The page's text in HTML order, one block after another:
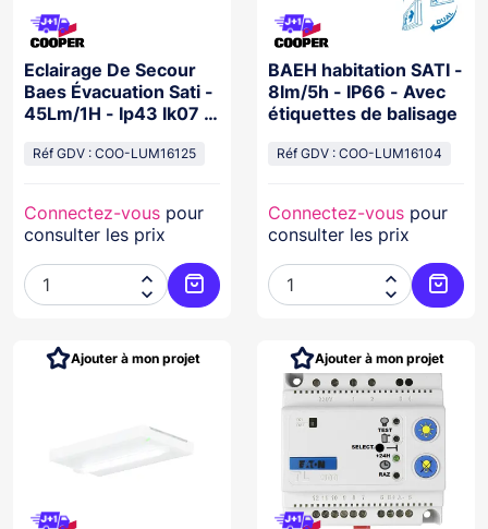
Eclairage De Secour
Baes Évacuation Sati -
45Lm/1H - Ip43 Ik07 -
Visibilité+
Réf GDV : COO-LUM16125
Connectez-vous pour
consulter les prix


Ajouter au panier
BAEH habitation SATI -
8lm/5h - IP66 - Avec
étiquettes de balisage
Réf GDV : COO-LUM16104
Connectez-vous pour
consulter les prix


Ajouter à mon projet Ajouter à mon projet